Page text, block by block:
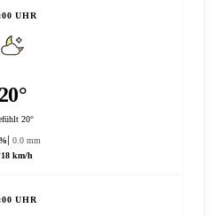
UHR
20°
20°
0.0 mm
18 km/h
UHR